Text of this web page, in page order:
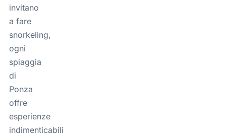
invitano
a fare
snorkeling,
ogni
spiaggia
di
Ponza
offre
esperienze
indimenticabili